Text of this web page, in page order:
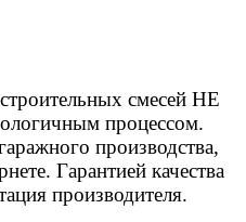
смесей НЕ
процессом.
производства,
Гарантией качества
производителя.